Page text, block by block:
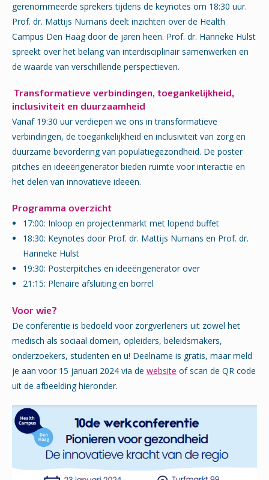
gerenommeerde sprekers tijdens de keynotes om 18:30 uur.
Prof. dr. Mattijs Numans deelt inzichten over de Health
Campus Den Haag door de jaren heen. Prof. dr. Hanneke Hulst
spreekt over het belang van interdisciplinair samenwerken en
de waarde van verschillende perspectieven.
Transformatieve verbindingen, toegankelijkheid,
inclusiviteit en duurzaamheid
Vanaf 19:30 uur verdiepen we ons in transformatieve
verbindingen, de toegankelijkheid en inclusiviteit van zorg en
duurzame bevordering van populatiegezondheid. De poster
pitches en ideeëngenerator bieden ruimte voor interactie en
het delen van innovatieve ideeën.
Programma overzicht
17:00: Inloop en projectenmarkt met lopend buffet
18:30: Keynotes door Prof. dr. Mattijs Numans en Prof. dr.
Hanneke Hulst
19:30: Posterpitches en ideeëngenerator over
21:15: Plenaire afsluiting en borrel
Voor wie?
De conferentie is bedoeld voor zorgverleners uit zowel het
medisch als sociaal domein, opleiders, beleidsmakers,
onderzoekers, studenten en u! Deelname is gratis, maar meld
je aan voor 15 januari 2024 via de website of scan de QR code
uit de afbeelding hieronder.